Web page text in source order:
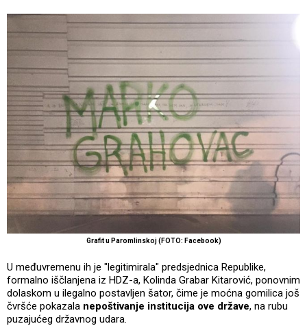
Grafit u Paromlinskoj (FOTO: Facebook)
U međuvremenu ih je "legitimirala" predsjednica Republike,
formalno iščlanjena iz HDZ-a, Kolinda Grabar Kitarović, ponovnim
dolaskom u ilegalno postavljen šator, čime je moćna gomilica još
čvršće pokazala nepoštivanje institucija ove države, na rubu
puzajućeg državnog udara.